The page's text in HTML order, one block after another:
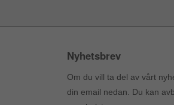
Nyhetsbrev
Om du vill ta del av vårt
din email nedan. Du kan